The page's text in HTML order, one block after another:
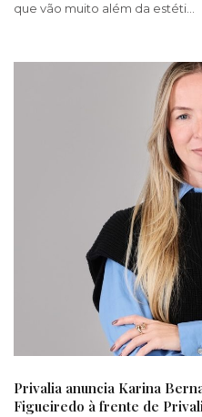
que vão muito além da estéti…
Privalia anuncia Karina
Figueiredo à frente de